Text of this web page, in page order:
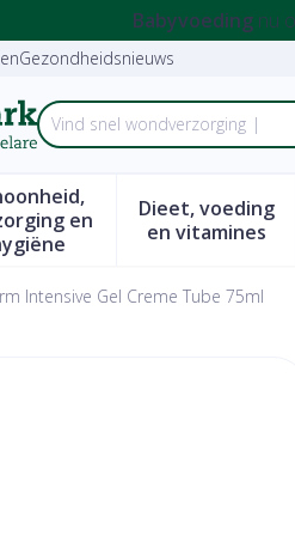
Babyvoeding nu
Gezondheidsnieuws
Product, merk, categorie...
en
Toon submenu voor
Dieet, voeding
en vitamines
Toon
Intensive Gel Creme Tube 75ml